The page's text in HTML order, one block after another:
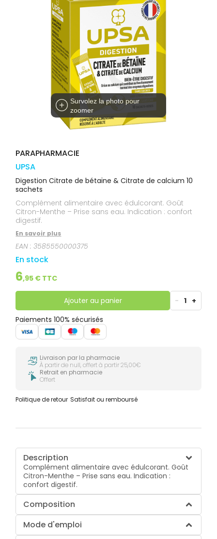
Corps
Homme
Solaire
Visage
Survolez la photo pour
zoomer
PARAPHARMACIE
UPSA
Digestion Citrate de bétaïne & Citrate de calcium 10
sachets
Complément alimentaire avec édulcorant. Goût
Citron-Menthe – Prise sans eau. Indication : confort
digestif.
En savoir plus
EAN :3585550000375
En stock
6,95 € TTC
Ajouter au panier - 1 +
Paiements 100% sécurisés
Livraison par la pharmacie
À partir de null, offert à partir 25,00€
Retrait en pharmacie
Offert
Politique de retour Satisfait ou remboursé
Description
Complément alimentaire avec édulcorant. Goût
Citron-Menthe – Prise sans eau. Indication :
confort digestif.
Composition
Mode d'emploi